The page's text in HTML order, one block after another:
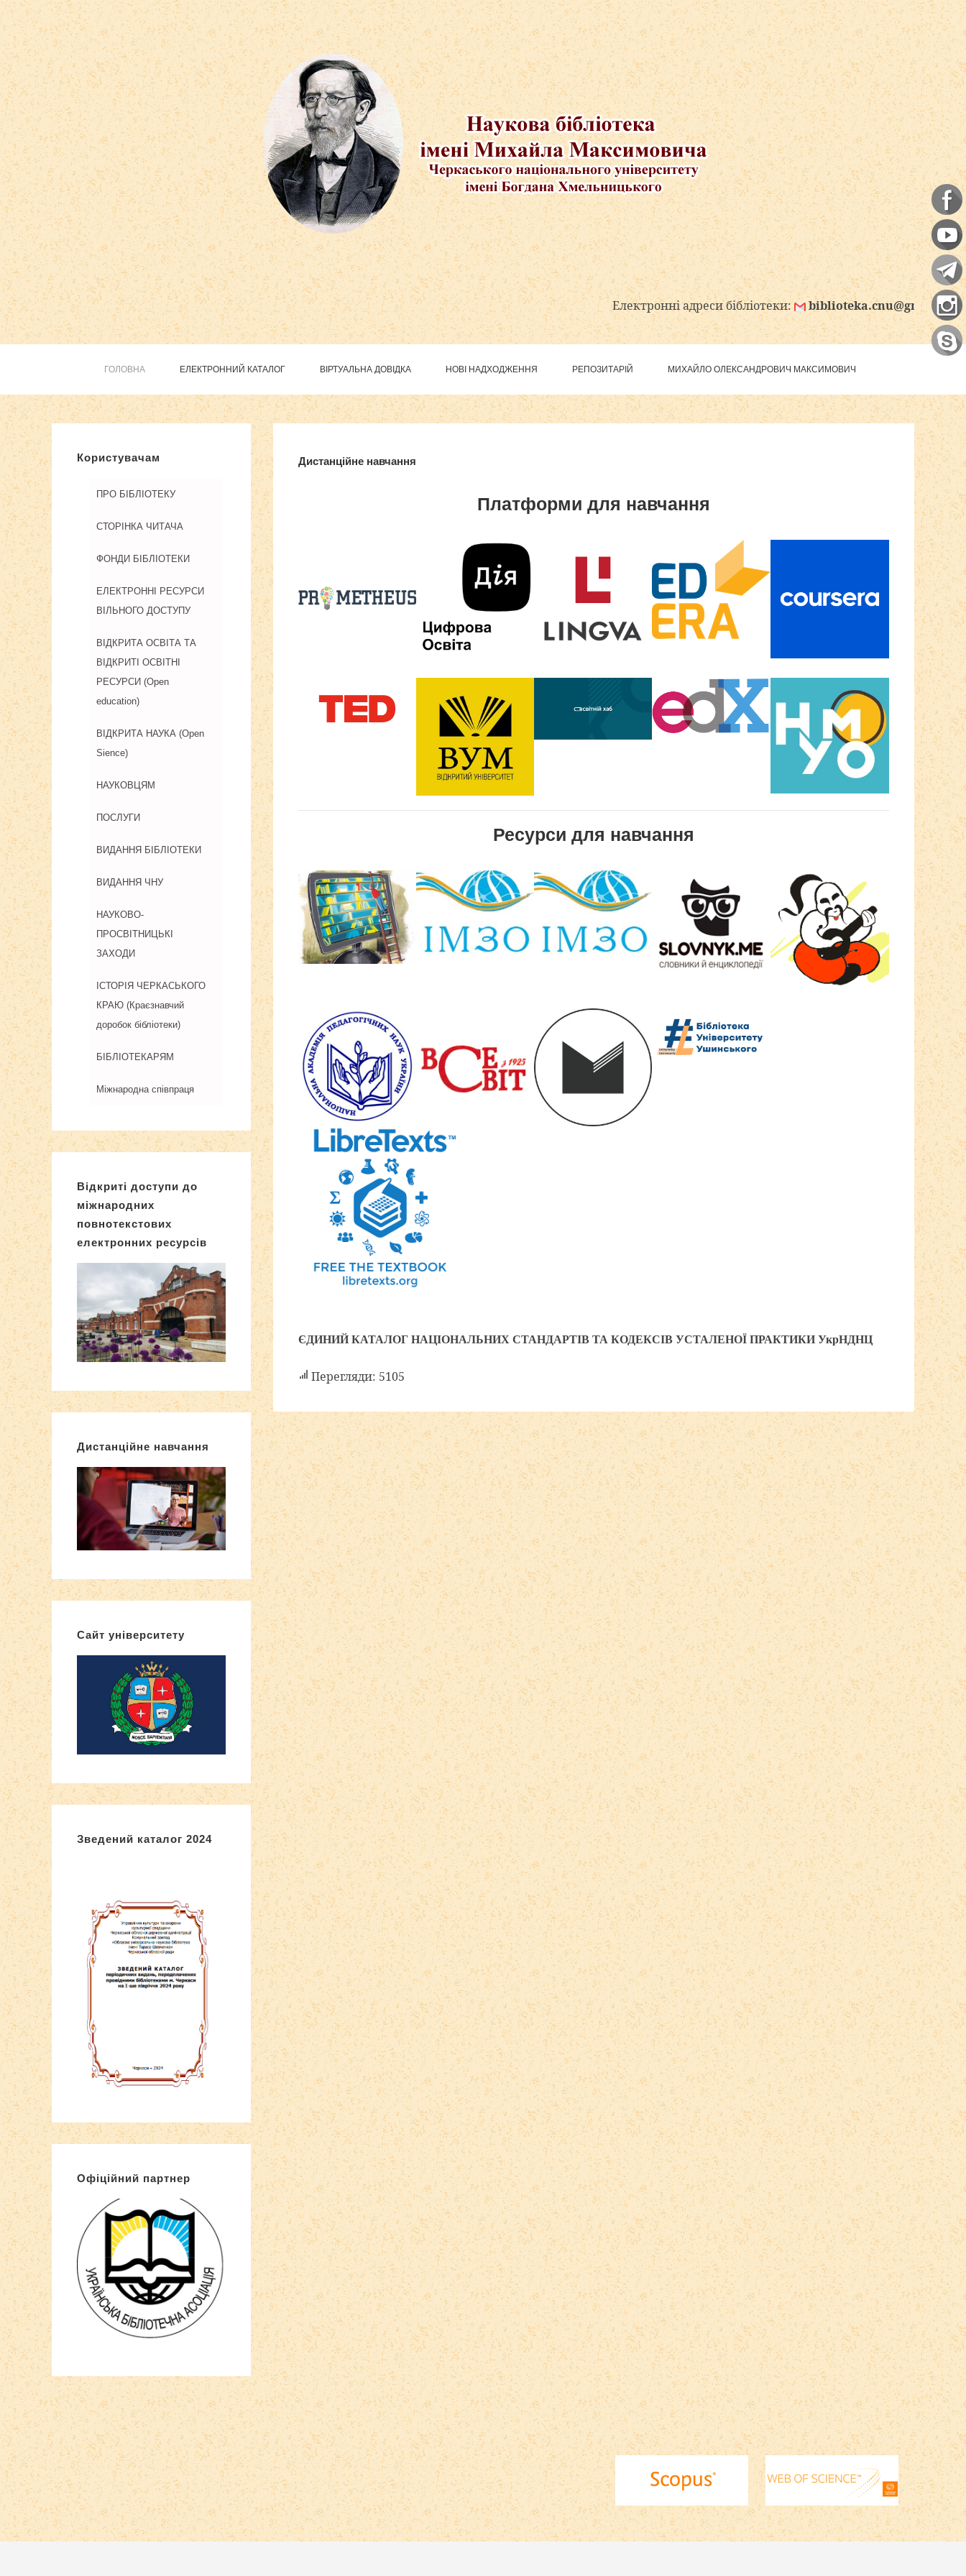
Електронні адреси бібліотеки: biblioteka.cnu@gmail.com
ГОЛОВНА ЕЛЕКТРОННИЙ КАТАЛОГ ВІРТУАЛЬНА ДОВІДКА НОВІ НАДХОДЖЕННЯ РЕПОЗИТАРІЙ МИХАЙЛО ОЛЕКСАНДРОВИЧ МАКСИМОВИЧ
Користувачам
ПРО БІБЛІОТЕКУ
СТОРІНКА ЧИТАЧА
ФОНДИ БІБЛІОТЕКИ
ЕЛЕКТРОННІ РЕСУРСИ
ВІЛЬНОГО ДОСТУПУ
ВІДКРИТА ОСВІТА ТА
ВІДКРИТІ ОСВІТНІ
РЕСУРСИ (Open
education)
ВІДКРИТА НАУКА (Open
Sience)
НАУКОВЦЯМ
ПОСЛУГИ
ВИДАННЯ БІБЛІОТЕКИ
ВИДАННЯ ЧНУ
НАУКОВО-
ПРОСВІТНИЦЬКІ
ЗАХОДИ
ІСТОРІЯ ЧЕРКАСЬКОГО
КРАЮ (Краєзнавчий
доробок бібліотеки)
БІБЛІОТЕКАРЯМ
Міжнародна співпраця
Відкриті доступи до
міжнародних
повнотекстових
електронних ресурсів
Дистанційне навчання
Сайт університету
Зведений каталог 2024
Офіційний партнер
Компоненты, модули, шаблоны и другие
Дистанційне навчання
Платформи для навчання
Ресурси для навчання
ЄДИНИЙ КАТАЛОГ НАЦІОНАЛЬНИХ СТАНДАРТІВ ТА КОДЕКСІВ УСТАЛЕНОЇ ПРАКТИКИ УкрНДНЦ
Перегляди: 5105